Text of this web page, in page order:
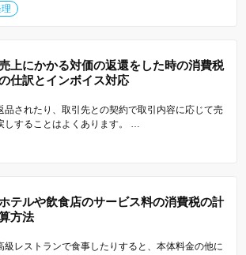
上にかかる対価の返還をした時の消費税
仕訳とインボイス対応
品されたり、取引先との契約で取引内容に応じて売
しすることはよくあります。 …
テルや飲食店のサービス料の消費税の計
方法
級レストランで食事したりすると、本体料金の他に